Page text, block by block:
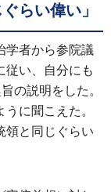
らい偉い」
学者から参院議
従い、自分にも
の説明をした。
に聞こえた。
領と同じぐらい